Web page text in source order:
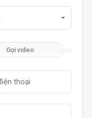
Gọi video